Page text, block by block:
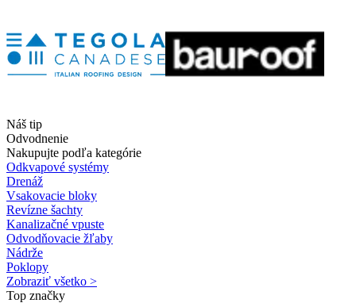
Náš tip
Odvodnenie
Nakupujte podľa kategórie
Odkvapové systémy
Drenáž
Vsakovacie bloky
Revízne šachty
Kanalizačné vpuste
Odvodňovacie žľaby
Nádrže
Poklopy
Zobraziť všetko >
Top značky